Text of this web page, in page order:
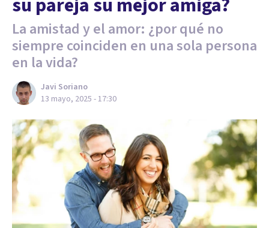
La amistad y el amor: ¿por qué no
siempre coinciden en una sola persona
en la vida?
Javi Soriano
13 mayo, 2025 - 17:30